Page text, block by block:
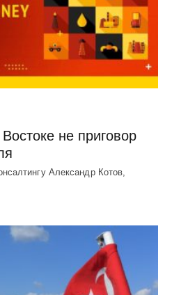
не приговор
Александр Котов,